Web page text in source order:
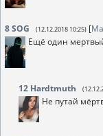
8SOG (12.12.2018 10:25) [
Ещё один
12 Hardtmuth
Не путай